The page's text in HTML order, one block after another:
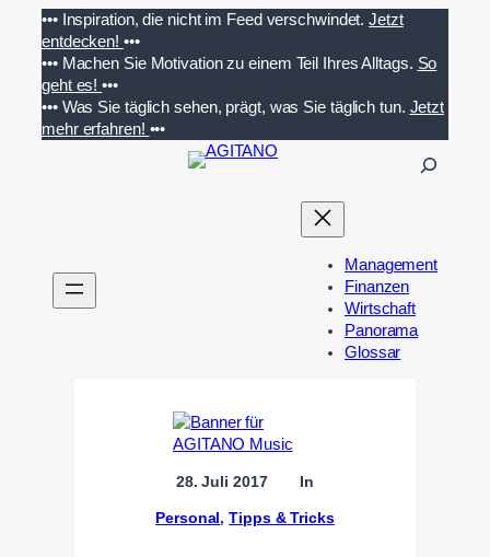
Inhalt
springen
••• Inspiration, die nicht im Feed verschwindet. Jetzt
entdecken! •••
••• Machen Sie Motivation zu einem Teil Ihres Alltags. So
geht es!•••
••• Was Sie täglich sehen, prägt, was Sie täglich tun. Jetzt
mehr erfahren! •••
n
Management
Finanzen
Wirtschaft
Panorama
Glossar
28. Juli 2017 In
Personal, Tipps & Tricks